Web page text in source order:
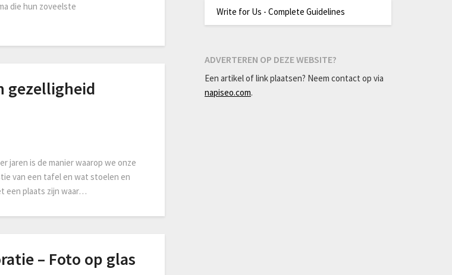
die hun zoveelste
gezelligheid
jaren is de manier waarop we onze
van een tafel en wat stoelen en
een plaats zijn waar…
– Foto op glas
Write for Us - Complete Guidelines
ADVERTEREN OP DEZE WEBSITE?
Een artikel of link plaatsen? Neem contact op via
napiseo.com.